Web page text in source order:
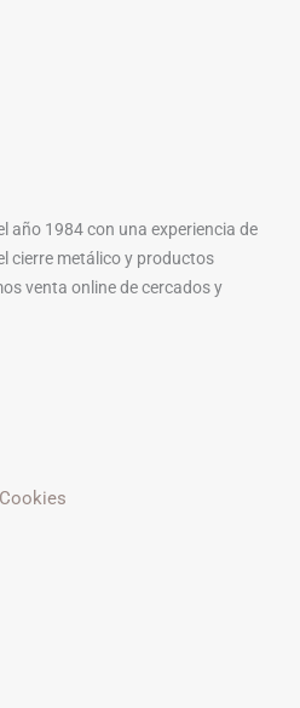
año 1984 con una experiencia de
cierre metálico y productos
venta online de cercados y